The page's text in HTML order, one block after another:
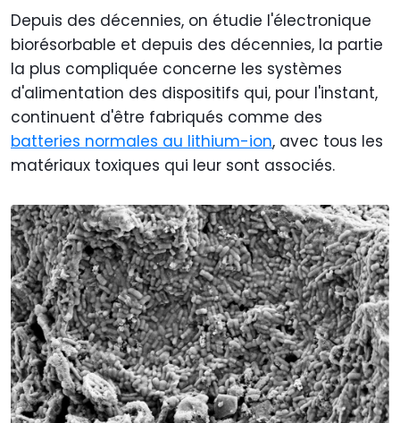
Depuis des décennies, on étudie l'électronique
biorésorbable et depuis des décennies, la partie
la plus compliquée concerne les systèmes
d'alimentation des dispositifs qui, pour l'instant,
continuent d'être fabriqués comme des
batteries normales au lithium-ion, avec tous les
matériaux toxiques qui leur sont associés.